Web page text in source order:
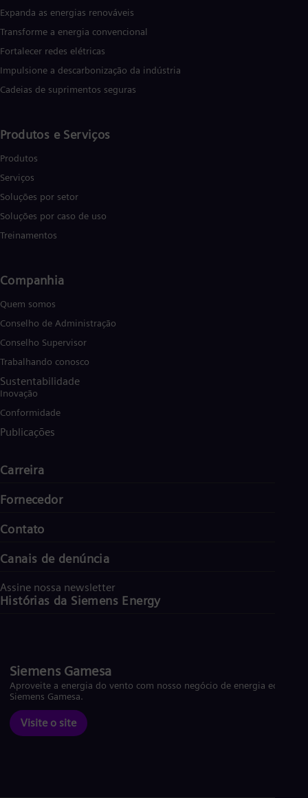
Expanda as energias renováveis
Transforme a energia convencional
Fortalecer redes elétricas
Impulsione a descarbonização da indústria
Cadeias de suprimentos seguras
Produtos e Serviços
Produtos
Serviços
Soluções por setor
Soluções por caso de uso
Treinamentos
Companhia
Quem somos
Conselho de Administração
Conselho Supervisor
Trabalhando conosco
Sustentabilidade
Inovação
Conformidade
Publicações
Carreira
Fornecedor
Contato
Canais de denúncia
Assine nossa newsletter
Histórias da Siemens Energy
Siemens Gamesa
Aproveite a energia do vento com nosso negócio de energia eólica
Siemens Gamesa.
Visite o site